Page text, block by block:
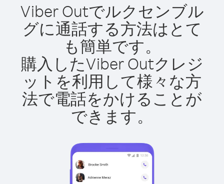
Viber Outでルクセンブル
グに通話する方法はとて
も簡単です。
購入したViber Outクレジ
ットを利用して様々な方
法で電話をかけることが
できます。